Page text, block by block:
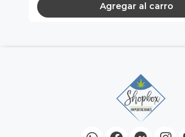
Agregar al carro